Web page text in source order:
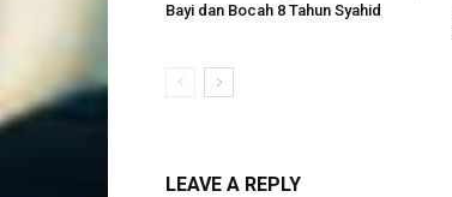
Bayi dan Bocah 8 Tahun Syahid
LEAVE A REPLY